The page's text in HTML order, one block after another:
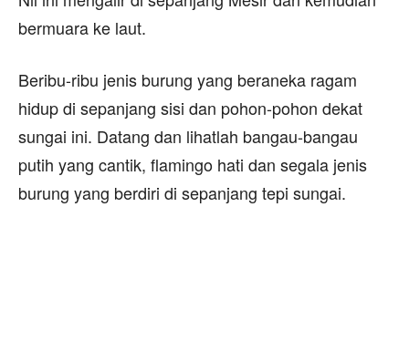
bermuara ke laut.
Beribu-ribu jenis burung yang beraneka ragam
hidup di sepanjang sisi dan pohon-pohon dekat
sungai ini. Datang dan lihatlah bangau-bangau
putih yang cantik, flamingo hati dan segala jenis
burung yang berdiri di sepanjang tepi sungai.